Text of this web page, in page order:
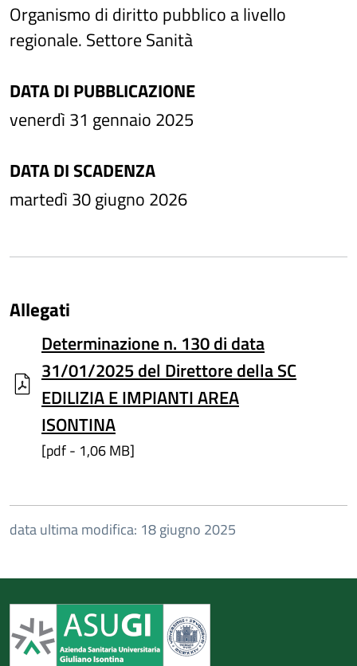
Organismo di diritto pubblico a livello
regionale. Settore Sanità
DATA DI PUBBLICAZIONE
venerdì 31 gennaio 2025
DATA DI SCADENZA
martedì 30 giugno 2026
Allegati
Determinazione n. 130 di data
31/01/2025 del Direttore della SC
EDILIZIA E IMPIANTI AREA
ISONTINA
[pdf - 1,06 MB]
data ultima modifica: 18 giugno 2025